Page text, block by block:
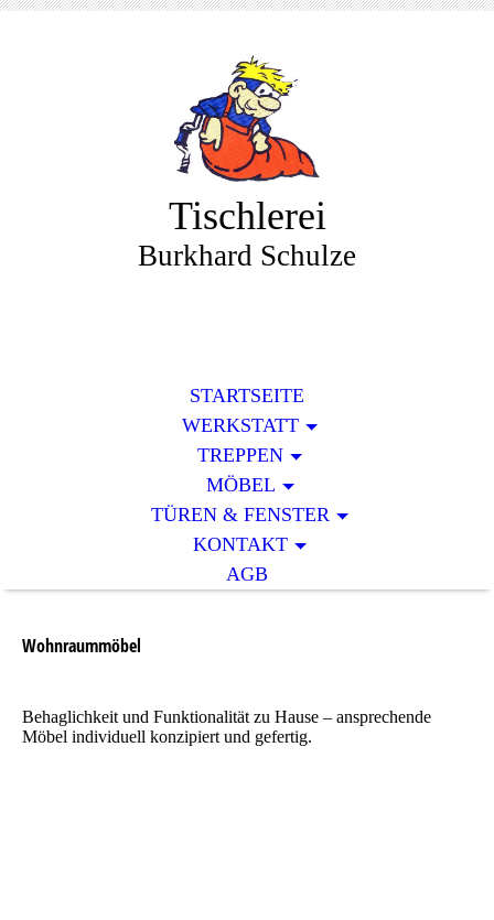
Tischlerei
Burkhard Schulze
STARTSEITE
WERKSTATT
TREPPEN
MÖBEL
TÜREN & FENSTER
KONTAKT
AGB
Wohnraummöbel
Behaglichkeit und Funktionalität zu Hause – ansprechende
Möbel individuell konzipiert und gefertig.